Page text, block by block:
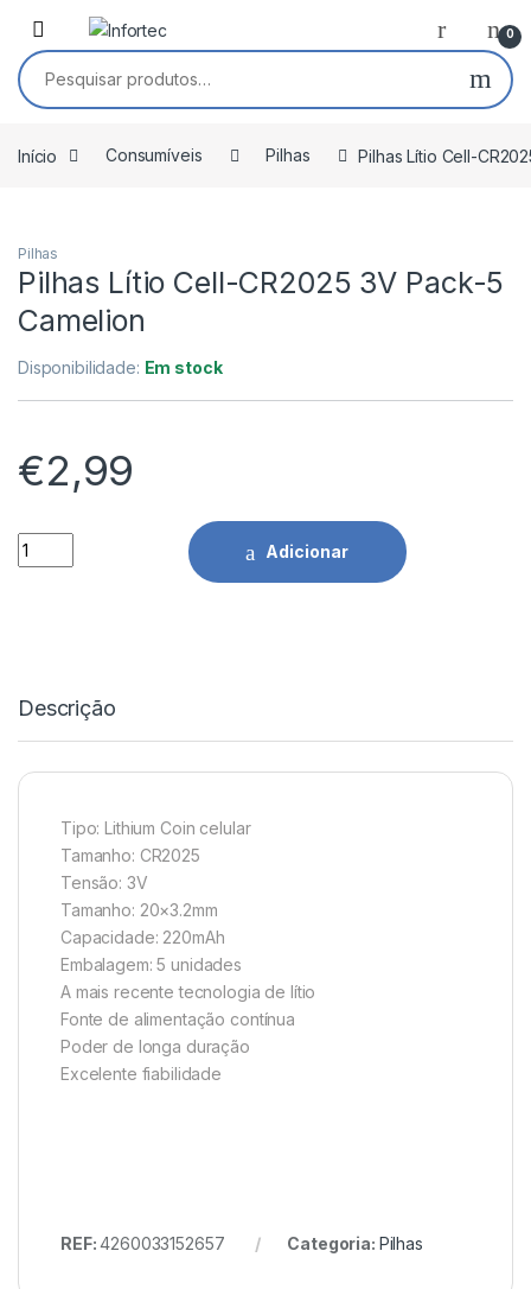
Saltar para navegação
Pular para o conteúdo
0
Pesquisar por:
Início Consumíveis Pilhas Pilhas Lítio Cell-
Pilhas
Pilhas Lítio Cell-CR2025 3V Pack-5
Camelion
Disponibilidade: Em stock
€2,99
Pilhas Lítio Cell-CR2025 3V Pack-5 Camelion quantidade
Adicionar
Descrição
Tipo: Lithium Coin celular
Tamanho: CR2025
Tensão: 3V
Tamanho: 20×3.2mm
Capacidade: 220mAh
Embalagem: 5 unidades
A mais recente tecnologia de lítio
Fonte de alimentação contínua
Poder de longa duração
Excelente fiabilidade
REF:4260033152657 Categoria: Pilhas